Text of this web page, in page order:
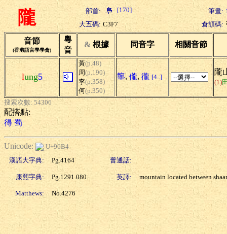
隴 部首: [170] 筆畫:
大五碼: C3F7 倉頡碼:
音節
(香港語言學學會)
粵
音
& 根據 同音字 相關音節
lung5
黃(p.48)
周(p.190)
李(p.358)
何(p.350)
壟, 儱, 徿 [4..]
隴
(1)
搜索次數: 54306
配搭點:
得 蜀
Unicode:
U+96B4
漢語大字典:
Pg.4164 普通話:
康熙字典: Pg.1291.080 英譯: mountain located between
Matthews: No.4276